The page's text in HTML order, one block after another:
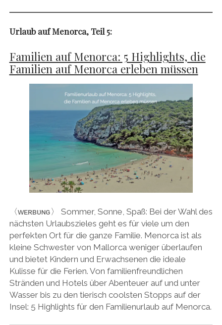
Urlaub auf Menorca, Teil 5:
Familien auf Menorca: 5 Highlights, die
Familien auf Menorca erleben müssen
〈ᴡᴇʀʙᴜɴɢ〉 Sommer, Sonne, Spaß: Bei der Wahl des
nächsten Urlaubszieles geht es für viele um den
perfekten Ort für die ganze Familie. Menorca ist als
kleine Schwester von Mallorca weniger überlaufen
und bietet Kindern und Erwachsenen die ideale
Kulisse für die Ferien. Von familienfreundlichen
Stränden und Hotels über Abenteuer auf und unter
Wasser bis zu den tierisch coolsten Stopps auf der
Insel: 5 Highlights für den Familienurlaub auf Menorca.